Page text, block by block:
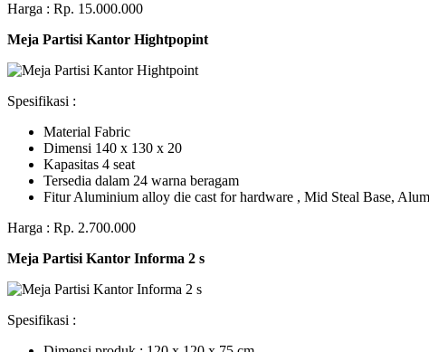
Harga : Rp. 15.000.000
Meja Partisi Kantor Hightpopint
Spesifikasi :
Material Fabric
Dimensi 140 x 130 x 20
Kapasitas 4 seat
Tersedia dalam 24 warna beragam
Fitur Aluminium alloy die cast for hardware , Mid Steal Base,
Harga : Rp. 2.700.000
Meja Partisi Kantor Informa 2 s
Spesifikasi :